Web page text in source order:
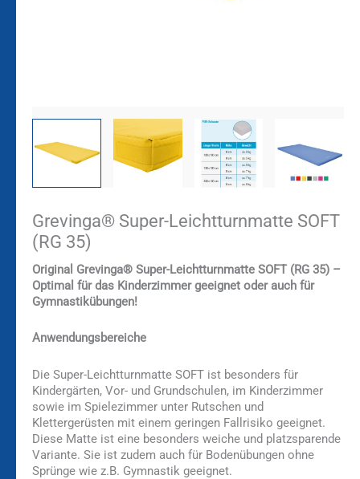
Grevinga® Super-Leichtturnmatte SOFT
(RG 35)
Original Grevinga® Super-Leichtturnmatte SOFT (RG 35) –
Optimal für das Kinderzimmer geeignet oder auch für
Gymnastikübungen!
Anwendungsbereiche
Die Super-Leichtturnmatte SOFT ist besonders für
Kindergärten, Vor- und Grundschulen, im Kinderzimmer
sowie im Spielezimmer unter Rutschen und
Klettergerüsten mit einem geringen Fallrisiko geeignet.
Diese Matte ist eine besonders weiche und platzsparende
Variante. Sie ist zudem auch für Bodenübungen ohne
Sprünge wie z.B. Gymnastik geeignet.